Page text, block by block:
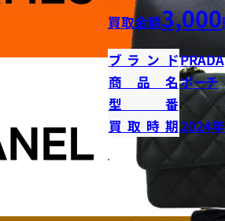
買取金額3,000
ブランドPRADA
商品名ポーチ
型番
買取時期2024